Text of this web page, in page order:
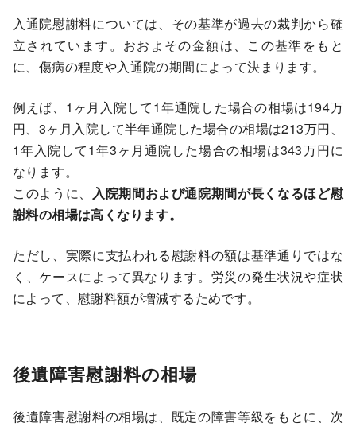
入通院慰謝料については、その基準が過去の裁判から確
立されています。おおよその金額は、この基準をもと
に、傷病の程度や入通院の期間によって決まります。
例えば、1ヶ月入院して1年通院した場合の相場は194万
円、3ヶ月入院して半年通院した場合の相場は213万円、
1年入院して1年3ヶ月通院した場合の相場は343万円に
なります。
このように、 入院期間および通院期間が長くなるほど慰
謝料の相場は高くなります。
ただし、実際に支払われる慰謝料の額は基準通りではな
く、ケースによって異なります。労災の発生状況や症状
によって、慰謝料額が増減するためです。
後遺障害慰謝料の相場
後遺障害慰謝料の相場は、既定の障害等級をもとに、次